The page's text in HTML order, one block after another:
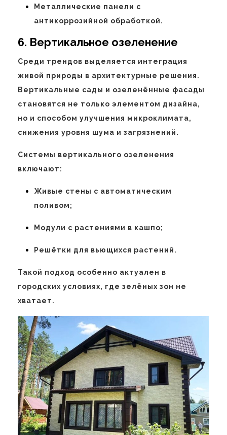
Металлические панели с
антикоррозийной обработкой.
6. Вертикальное озеленение
Среди трендов выделяется интеграция
живой природы в архитектурные решения.
Вертикальные сады и озеленённые фасады
становятся не только элементом дизайна,
но и способом улучшения микроклимата,
снижения уровня шума и загрязнений.
Системы вертикального озеленения
включают:
Живые стены с автоматическим
поливом;
Модули с растениями в кашпо;
Решётки для вьющихся растений.
Такой подход особенно актуален в
городских условиях, где зелёных зон не
хватает.